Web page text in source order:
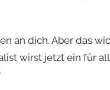
an dich. Aber das
wirst jetzt ein für